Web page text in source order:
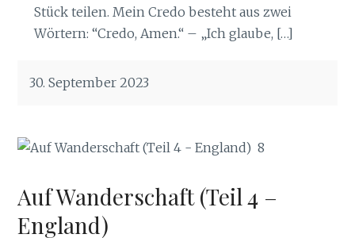
Stück teilen. Mein Credo besteht aus zwei
Wörtern: “Credo, Amen.“ – „Ich glaube, […]
30. September 2023
Auf Wanderschaft (Teil 4 –
England)